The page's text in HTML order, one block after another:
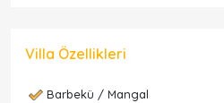
Villa Özellikleri
Barbekü / Mangal